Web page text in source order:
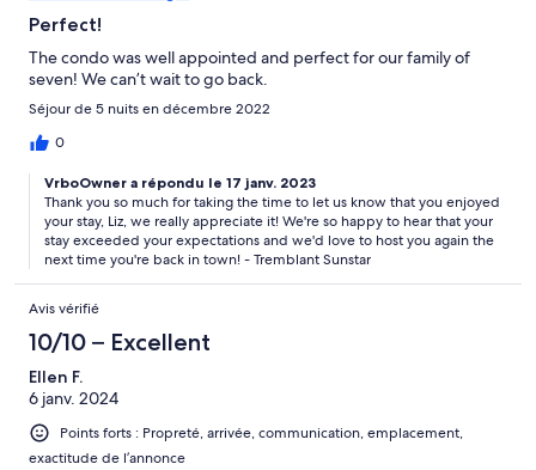
Perfect!
The condo was well appointed and perfect for our family of
seven! We can’t wait to go back.
Séjour de 5 nuits en décembre 2022
0
VrboOwner a répondu le 17 janv. 2023
Thank you so much for taking the time to let us know that you enjoyed
your stay, Liz, we really appreciate it! We're so happy to hear that your
stay exceeded your expectations and we'd love to host you again the
next time you're back in town! - Tremblant Sunstar
Avis vérifié
10/10 – Excellent
Ellen F.
6 janv. 2024
Points forts : Propreté, arrivée, communication, emplacement,
exactitude de l’annonce